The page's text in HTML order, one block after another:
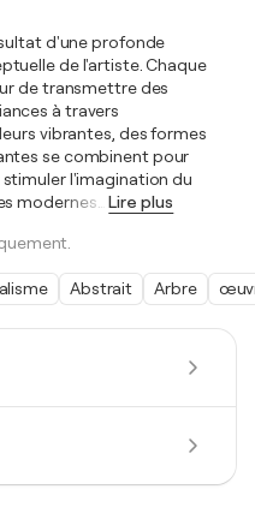
d'une profonde
de l'artiste. Chaque
de transmettre des
à travers
vibrantes, des formes
se combinent pour
l'imagination du
modernes
Lire plus
Abstrait Arbre